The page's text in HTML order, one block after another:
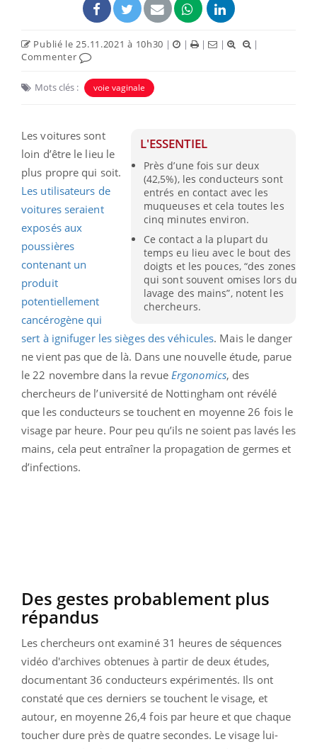
Publié le 25.11.2021 à 10h30 | | | |
|
Commenter
Mots clés : voie vaginale
L'ESSENTIEL
Près d’une fois sur deux
(42,5%), les conducteurs sont
entrés en contact avec les
muqueuses et cela toutes les
cinq minutes environ.
Ce contact a la plupart du
temps eu lieu avec le bout des
doigts et les pouces, “des zones
qui sont souvent omises lors du
lavage des mains”, notent les
chercheurs.
Les voitures sont
loin d’être le lieu le
plus propre qui soit.
Les utilisateurs de
voitures seraient
exposés aux
poussières
contenant un
produit
potentiellement
cancérogène qui
sert à ignifuger les sièges des véhicules. Mais le danger
ne vient pas que de là. Dans une nouvelle étude, parue
le 22 novembre dans la revue Ergonomics, des
chercheurs de l’université de Nottingham ont révélé
que les conducteurs se touchent en moyenne 26 fois le
visage par heure. Pour peu qu’ils ne soient pas lavés les
mains, cela peut entraîner la propagation de germes et
d’infections.
Des gestes probablement plus
répandus
Les chercheurs ont examiné 31 heures de séquences
vidéo d'archives obtenues à partir de deux études,
documentant 36 conducteurs expérimentés. Ils ont
constaté que ces derniers se touchent le visage, et
autour, en moyenne 26,4 fois par heure et que chaque
toucher dure près de quatre secondes. Le visage lui-